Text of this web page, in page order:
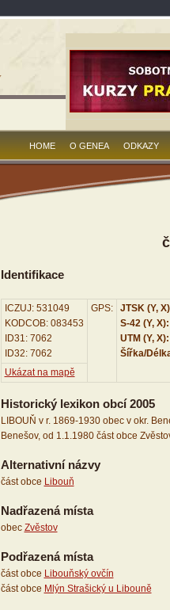
HOME O GENEA ODKAZY
Identifikace
ICZUJ: 531049
KODCOB: 083453
ID31: 7062
ID32: 7062
GPS: JTSK (Y,
S-42 (Y, X):
UTM (Y, X):
Šířka/
Ukázat na mapě
Historický lexikon obcí 2005
LIBOUŇ v r. 1869-1930 obec v okr.
Benešov, od 1.1.1980 část obce
Alternativní názvy
část obce Libouň
Nadřazená místa
obec Zvěstov
Podřazená místa
část obce Libouňský ovčín
část obce Mlýn Strašický u Libouně